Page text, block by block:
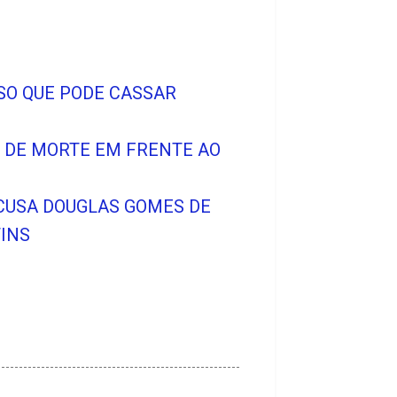
QUE PODE CASSAR
MORTE EM FRENTE AO
DOUGLAS GOMES DE